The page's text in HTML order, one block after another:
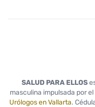
SALUD PARA ELLOS
masculina impulsada por
Urólogos en Vallarta.